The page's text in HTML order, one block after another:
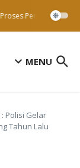
Penyelidikan
MENU
Polisi Gelar
Tahun Lalu